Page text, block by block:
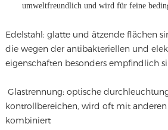
umweltfreundlich und wird für feine
Edelstahl: glatte und ätzende flächen
die wegen der antibakteriellen und
eigenschaften besonders empfindlich
Glastrennung: optische
kontrollbereichen, wird oft mit
kombiniert